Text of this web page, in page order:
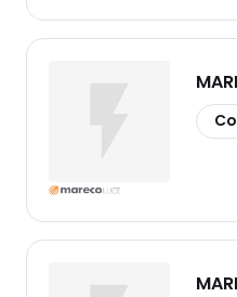
copia